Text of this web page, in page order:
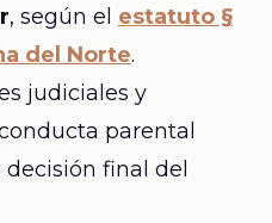
, según el estatuto §
del Norte.
judiciales y
parental
final del